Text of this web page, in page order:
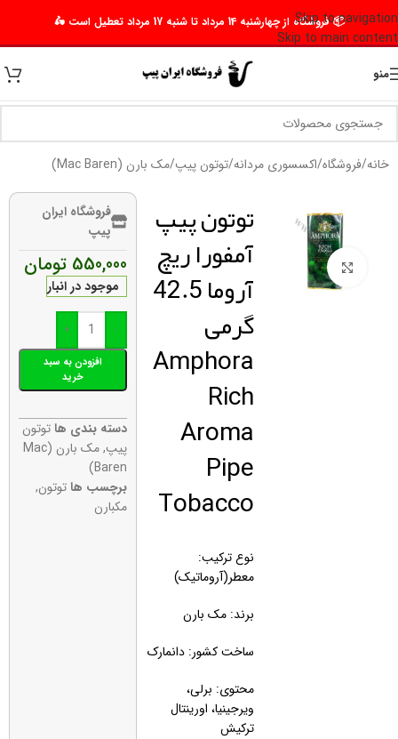
Skip to navigation
Skip to main content
📦 فروشگاه از چهارشنبه 14 مرداد تا شنبه 17 مرداد تعطیل است 🛵
منو
خانه/فروشگاه/اکسسوری مردانه/توتون پیپ/مک بارن (Mac Baren)
برای بزرگنمایی کلیک کنید
توتون پیپ
آمفورا ریچ
آروما 42.5
گرمی
Amphora
Rich
Aroma
Pipe
Tobacco
نوع ترکیب:
معطر(آروماتیک)
برند: مک بارن
ساخت کشور: دانمارک
محتوی: برلی،
ویرجینیا، اورینتال
ترکیش
فروشگاه ایران
پیپ
550,000 تومان
موجود در انبار
-
+
افزودن به سبد
خرید
دسته بندی ها توتون
پیپ,
مک بارن (Mac
Baren)
برچسب ها توتون,
مکبارن